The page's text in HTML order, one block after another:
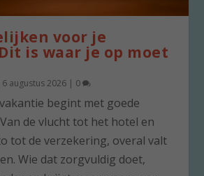
voor je
is waar je op moet
6 augustus 2026 | 0
begint met goede
de vlucht tot het hotel en
tot de verzekering, overal valt
Wie dat zorgvuldig doet,